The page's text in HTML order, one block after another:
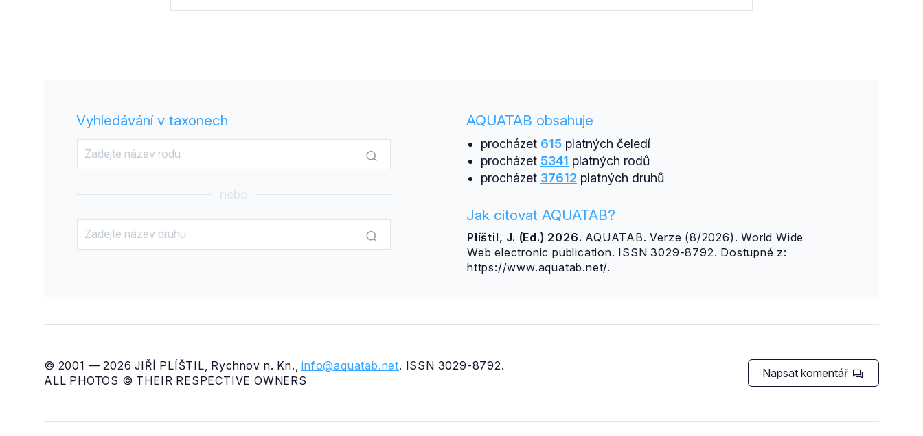
Vyhledávání v taxonech
nebo
AQUATAB obsahuje
procházet 615platných čeledí
procházet 5341 platných rodů
procházet 37612 platných druhů
Jak citovat AQUATAB?
Plíštil, J. (Ed.) 2026. AQUATAB. Verze (8/2026). World Wide
Web electronic publication. ISSN 3029-8792. Dostupné z:
https://www.aquatab.net/.
© 2001 — 2026 JIŘÍ PLÍŠTIL, Rychnov n. Kn.,info@aquatab.net. ISSN 3029-8792.
ALL PHOTOS © THEIR RESPECTIVE OWNERS
Napsat komentář